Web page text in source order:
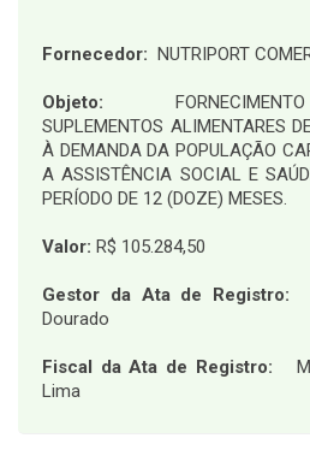
Fornecedor: NUTRIPORT
Objeto:
SUPLEMENTOS ALIMENTARES
À DEMANDA DA POPULAÇÃO
A ASSISTÊNCIA SOCIAL E
PERÍODO DE 12 (DOZE) MESES.
Valor: R$ 105.284,50
Gestor da Ata de Registro:
Dourado
Fiscal da Ata de Registro:
Lima